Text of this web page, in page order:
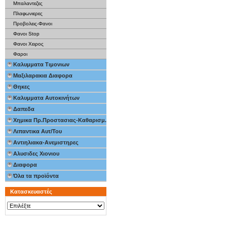
Μπαλαντεζες
Πλαφωνιερες
Προβολεις-Φανοι
Φανοι Stop
Φανοι Χειρος
Φαροι
Καλυμματα Τιμονιων
Μαξιλαρακια Διαφορα
Θηκες
Καλυμματα Αυτοκινήτων
Δαπεδα
Χημικα Πρ.Προστασιας-Καθαρισμ.
Λιπαντικα Αυτ/Του
Αντιηλιακα-Ανεμιστηρες
Αλυσιδες Χιονιου
Διαφορα
Όλα τα προϊόντα
Κατασκευαστές